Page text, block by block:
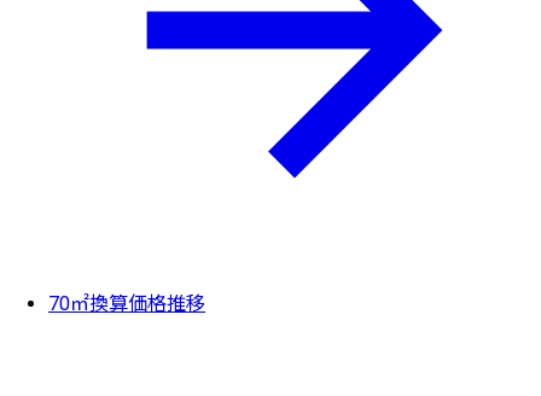
70㎡換算価格推移